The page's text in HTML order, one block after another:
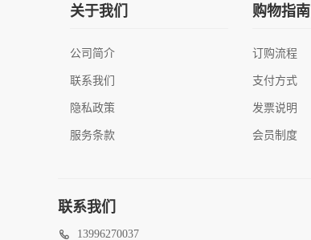
关于我们
公司简介
联系我们
隐私政策
服务条款
购物指南
订购流程
支付方式
发票说明
会员制度
联系我们
13996270037